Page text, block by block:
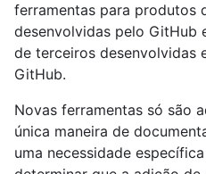
ferramentas para produtos
desenvolvidas pelo GitHub
de terceiros desenvolvidas
GitHub.
Novas ferramentas só são
única maneira de
uma necessidade